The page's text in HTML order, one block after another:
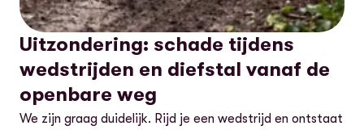
Uitzondering: schade tijdens
wedstrijden en diefstal vanaf de
openbare weg
We zijn graag duidelijk. Rijd je een wedstrijd en ontstaat